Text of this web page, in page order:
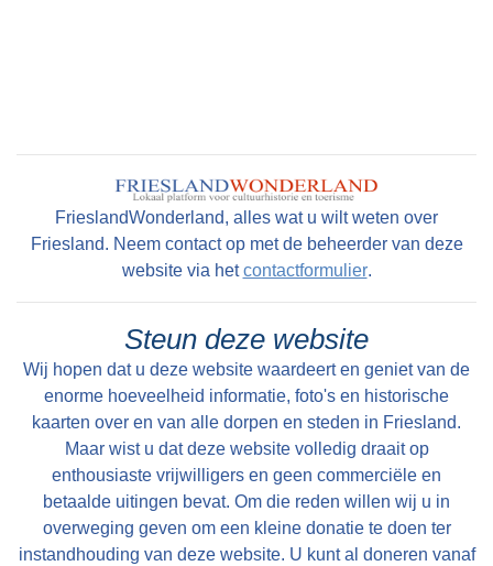
FrieslandWonderland, alles wat u wilt weten over
Friesland. Neem contact op met de beheerder van deze
website via hetcontactformulier.
Steun deze website
Wij hopen dat u deze website waardeert en geniet van de
enorme hoeveelheid informatie, foto's en historische
kaarten over en van alle dorpen en steden in Friesland.
Maar wist u dat deze website volledig draait op
enthousiaste vrijwilligers en geen commerciële en
betaalde uitingen bevat. Om die reden willen wij u in
overweging geven om een kleine donatie te doen ter
instandhouding van deze website. U kunt al doneren vanaf